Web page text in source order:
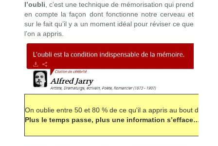
l’oubli c’est une technique de mémorisation qui prend
en compte la façon dont fonctionne notre cerveau et
sur le fait qu’il y a un moment idéal pour réviser ce que
l’on a appris.
On oublie entre 50 et 80 % de ce qu'il a appris au bout de 24
Plus le temps passe, plus une information s’efface…